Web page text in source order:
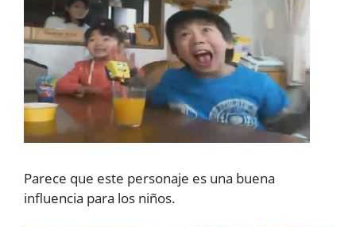
Parece que este personaje es una buena
influencia para los niños.